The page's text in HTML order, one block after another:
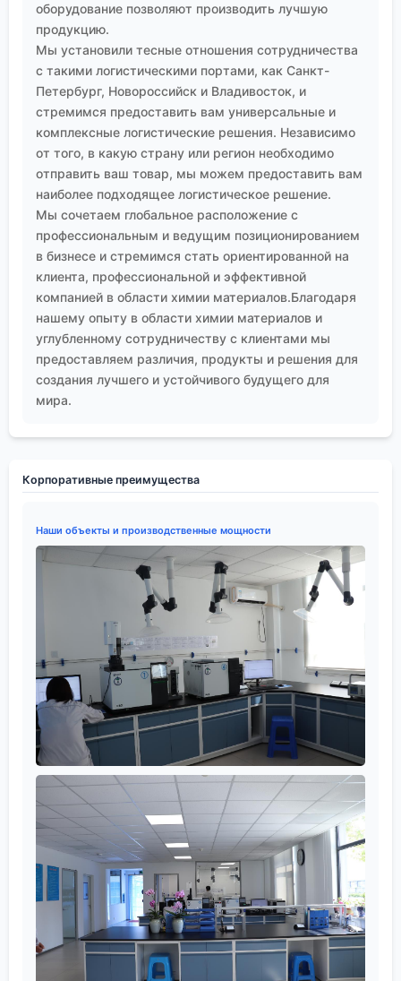
оборудование позволяют производить лучшую
продукцию.
Мы установили тесные отношения сотрудничества
с такими логистическими портами, как Санкт-
Петербург, Новороссийск и Владивосток, и
стремимся предоставить вам универсальные и
комплексные логистические решения. Независимо
от того, в какую страну или регион необходимо
отправить ваш товар, мы можем предоставить вам
наиболее подходящее логистическое решение.
Мы сочетаем глобальное расположение с
профессиональным и ведущим позиционированием
в бизнесе и стремимся стать ориентированной на
клиента, профессиональной и эффективной
компанией в области химии материалов.Благодаря
нашему опыту в области химии материалов и
углубленному сотрудничеству с клиентами мы
предоставляем различия, продукты и решения для
создания лучшего и устойчивого будущего для
мира.
Корпоративные преимущества
Наши объекты и производственные мощности